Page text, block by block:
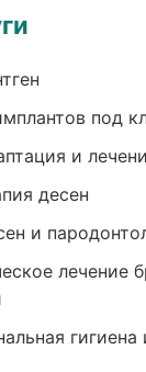
под
и
десен
и
лечение